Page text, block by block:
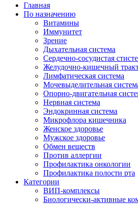
Главная
По назначению
Витамины
Иммунитет
Зрение
Дыхательная система
Сердечно-сосудистая
Желудочно-кишечный
Лимфатическая система
Мочевыделительная
Опорно-двигательная
Нервная система
Эндокринная система
Микрофлора кишечника
Женское здоровье
Мужское здоровье
Обмен веществ
Против аллергии
Профилактика онкологии
Профилактика полости рта
Категории
ВИП-комплексы
Биологически-активные